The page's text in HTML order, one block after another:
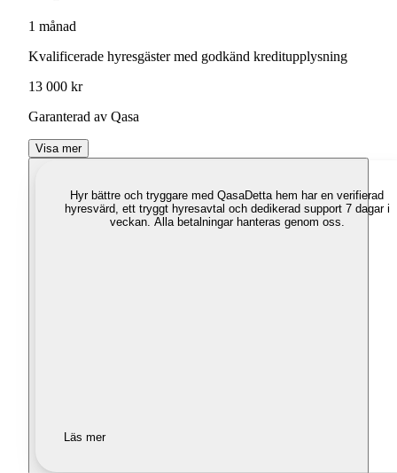
1 månad
Kvalificerade hyresgäster med godkänd kreditupplysning
13 000 kr
Garanterad av Qasa
Visa mer
Hyr bättre och tryggare med QasaDetta hem har en verifierad
hyresvärd, ett tryggt hyresavtal och dedikerad support 7 dagar i
veckan. Alla betalningar hanteras genom oss.
Läs mer